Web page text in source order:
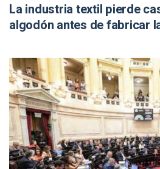
La industria textil pierde
algodón antes de fabricar